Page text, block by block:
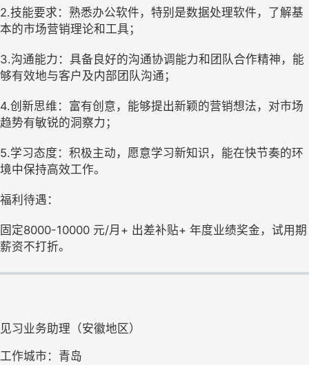
2.技能要求：熟悉办公软件，特别是数据处理软件，了解基
本的市场营销理论和工具；
3.沟通能力：具备良好的沟通协调能力和团队合作精神，能
够有效地与客户及内部团队沟通；
4.创新思维：富有创意，能够提出新颖的营销想法，对市场
趋势有敏锐的洞察力；
5.学习态度：积极主动，愿意学习新知识，能在快节奏的环
境中保持高效工作。
福利待遇：
固定8000-10000 元/月+ 出差补贴+ 年度业绩奖金，试用期
薪资不打折。
见习业务助理（安徽地区）
工作城市：青岛